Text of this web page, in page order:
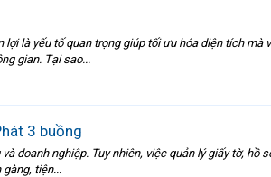
là yếu tố quan trọng giúp tối ưu hóa diện tích
gian. Tại sao...
3 buồng
doanh nghiệp. Tuy nhiên, việc quản lý giấy tờ, hồ
tiện...